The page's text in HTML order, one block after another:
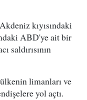
kıyısındaki
ABD'ye ait bir
saldırısının
limanları ve
yol açtı.